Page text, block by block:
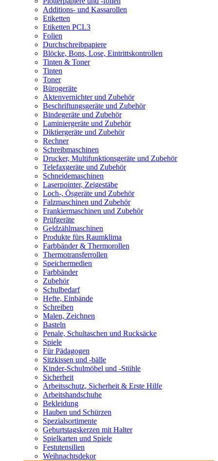
Additions- und Kassarollen
Etiketten
Etiketten PCL3
Folien
Durchschreibpapiere
Blöcke, Bons, Lose, Eintrittskontrollen
Tinten & Toner
Tinten
Toner
Bürogeräte
Aktenvernichter und Zubehör
Beschriftungsgeräte und Zubehör
Bindegeräte und Zubehör
Laminiergeräte und Zubehör
Diktiergeräte und Zubehör
Rechner
Schreibmaschinen
Drucker, Multifunktionsgeräte und Zubehör
Telefaxgeräte und Zubehör
Schneidemaschinen
Laserpointer, Zeigestäbe
Loch-, Ösgeräte und Zubehör
Falzmaschinen und Zubehör
Frankiermaschinen und Zubehör
Prüfgeräte
Geldzählmaschinen
Produkte fürs Raumklima
Farbbänder & Thermorollen
Thermotransferrollen
Speichermedien
Farbbänder
Zubehör
Schulbedarf
Hefte, Einbände
Schreiben
Malen, Zeichnen
Basteln
Penale, Schultaschen und Rucksäcke
Spiele
Für Pädagogen
Sitzkissen und -bälle
Kinder-Schulmöbel und -Stühle
Sicherheit
Arbeitsschutz, Sicherheit & Erste Hilfe
Arbeitshandschuhe
Bekleidung
Hauben und Schürzen
Spezialsortimente
Geburtstagskerzen mit Halter
Spielkarten und Spiele
Festutensilien
Weihnachtsdekor